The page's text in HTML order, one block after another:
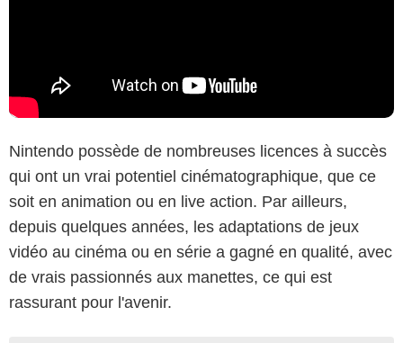
Nintendo possède de nombreuses licences à succès
qui ont un vrai potentiel cinématographique, que ce
soit en animation ou en live action. Par ailleurs,
depuis quelques années, les adaptations de jeux
vidéo au cinéma ou en série a gagné en qualité, avec
de vrais passionnés aux manettes, ce qui est
rassurant pour l'avenir.